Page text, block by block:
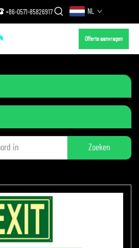
+86-0571-85826917 NL
Offerte aanvragen
Zoeken